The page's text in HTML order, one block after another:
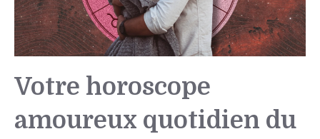
Votre horoscope
amoureux quotidien du